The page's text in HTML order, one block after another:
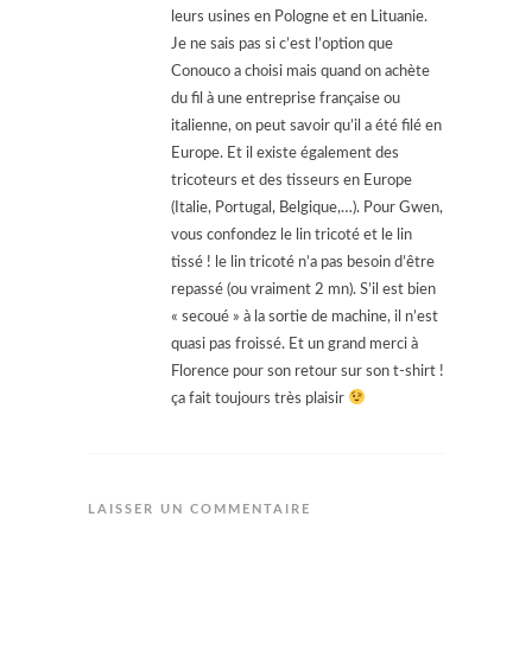
leurs usines en Pologne et en Lituanie.
Je ne sais pas si c’est l’option que
Conouco a choisi mais quand on achète
du fil à une entreprise française ou
italienne, on peut savoir qu’il a été filé en
Europe. Et il existe également des
tricoteurs et des tisseurs en Europe
(Italie, Portugal, Belgique,…). Pour Gwen,
vous confondez le lin tricoté et le lin
tissé ! le lin tricoté n’a pas besoin d’être
repassé (ou vraiment 2 mn). S’il est bien
« secoué » à la sortie de machine, il n’est
quasi pas froissé. Et un grand merci à
Florence pour son retour sur son t-shirt !
ça fait toujours très plaisir
LAISSER UN COMMENTAIRE